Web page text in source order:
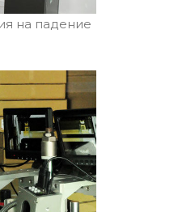
на падение